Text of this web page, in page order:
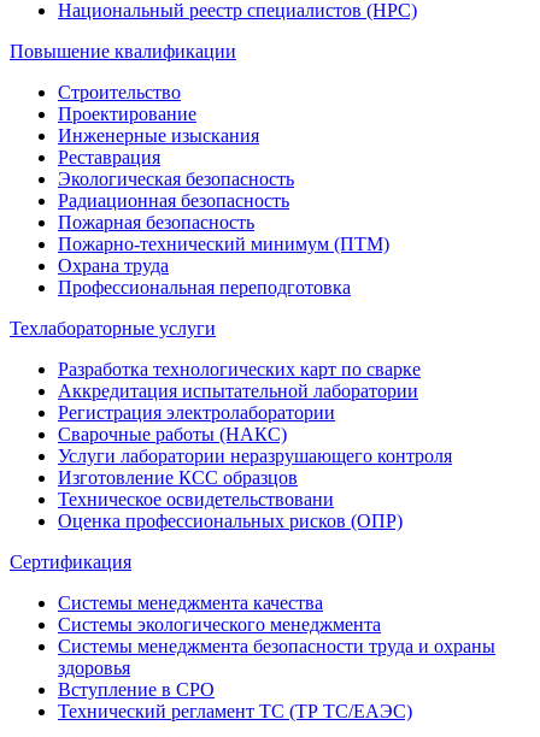
Национальный реестр специалистов (НРС)
Повышение квалификации
Строительство
Проектирование
Инженерные изыскания
Реставрация
Экологическая безопасность
Радиационная безопасность
Пожарная безопасность
Пожарно-технический минимум (ПТМ)
Охрана труда
Профессиональная переподготовка
Техлабораторные услуги
Разработка технологических карт по сварке
Аккредитация испытательной лаборатории
Регистрация электролаборатории
Сварочные работы (НАКС)
Услуги лаборатории неразрушающего контроля
Изготовление КСС образцов
Техническое освидетельствовани
Оценка профессиональных рисков (ОПР)
Сертификация
Системы менеджмента качества
Системы экологического менеджмента
Системы менеджмента безопасности труда и охраны
здоровья
Вступление в СРО
Технический регламент ТС (ТР ТС/ЕАЭС)